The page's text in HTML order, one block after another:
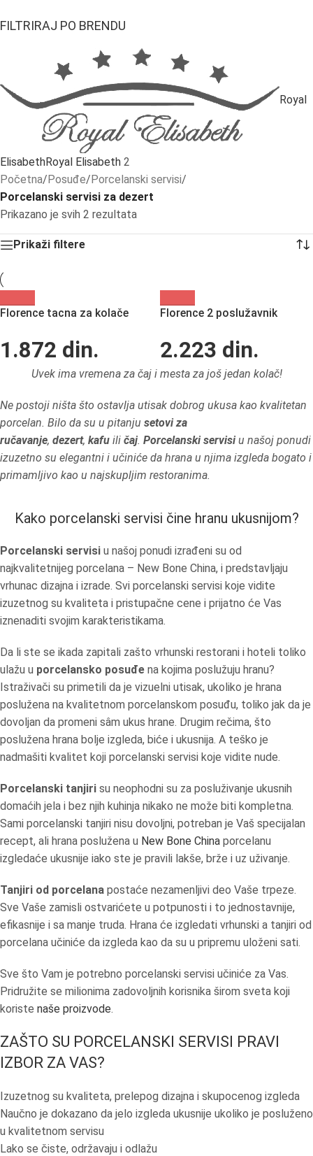
FILTRIRAJ PO BRENDU
Royal
ElisabethRoyal Elisabeth 2
Početna/Posuđe/Porcelanski servisi/
Porcelanski servisi za dezert
Prikazano je svih 2 rezultata
Prikaži filtere
Florence tacna za kolače
1.872 din.
Florence 2 poslužavnik
2.223 din.
Uvek ima vremena za čaj i mesta za još jedan kolač!
Ne postoji ništa što ostavlja utisak dobrog ukusa kao kvalitetan
porcelan. Bilo da su u pitanju setovi za
ručavanje, dezert, kafu ili čaj. Porcelanski servisiu našoj ponudi
izuzetno su elegantni i učiniće da hrana u njima izgleda bogato i
primamljivo kao u najskupljim restoranima.
Kako porcelanski servisi čine hranu ukusnijom?
Porcelanski servisi u našoj ponudi izrađeni su od
najkvalitetnijeg porcelana – New Bone China, i predstavljaju
vrhunac dizajna i izrade. Svi porcelanski servisi koje vidite
izuzetnog su kvaliteta i pristupačne cene i prijatno će Vas
iznenaditi svojim karakteristikama.
Da li ste se ikada zapitali zašto vrhunski restorani i hoteli toliko
ulažu u porcelansko posuđe na kojima poslužuju hranu?
Istraživači su primetili da je vizuelni utisak, ukoliko je hrana
poslužena na kvalitetnom porcelanskom posuđu, toliko jak da je
dovoljan da promeni sâm ukus hrane. Drugim rečima, što
poslužena hrana bolje izgleda, biće i ukusnija. A teško je
nadmašiti kvalitet koji porcelanski servisi koje vidite nude.
Porcelanski tanjiri su neophodni su za posluživanje ukusnih
domaćih jela i bez njih kuhinja nikako ne može biti kompletna.
Sami porcelanski tanjiri nisu dovoljni, potreban je Vaš specijalan
recept, ali hrana poslužena u New Bone China porcelanu
izgledaće ukusnije iako ste je pravili lakše, brže i uz uživanje.
Tanjiri od porcelana postaće nezamenljivi deo Vaše trpeze.
Sve Vaše zamisli ostvarićete u potpunosti i to jednostavnije,
efikasnije i sa manje truda. Hrana će izgledati vrhunski a tanjiri od
porcelana učiniće da izgleda kao da su u pripremu uloženi sati.
Sve što Vam je potrebno porcelanski servisi učiniće za Vas.
Pridružite se milionima zadovoljnih korisnika širom sveta koji
koriste naše proizvode.
ZAŠTO SU PORCELANSKI SERVISI PRAVI
IZBOR ZA VAS?
Izuzetnog su kvaliteta, prelepog dizajna i skupocenog izgleda
Naučno je dokazano da jelo izgleda ukusnije ukoliko je posluženo
u kvalitetnom servisu
Lako se čiste, održavaju i odlažu